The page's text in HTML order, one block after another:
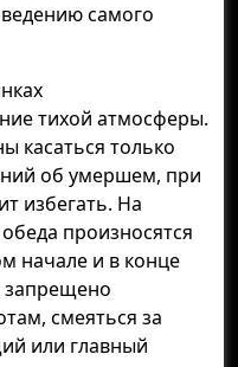
самого
тихой атмосферы.
касаться только
об умершем, при
избегать. На
произносятся
начале и в конце
запрещено
смеяться за
или главный